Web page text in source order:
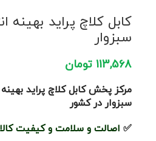
كابل كلاچ پرايد بهينه
سبزوار
113,568 تومان
مرکز پخش كابل كلاچ پرايد
سبزوار در کشور
✅ اصالت و سلامت و کیفیت کالا